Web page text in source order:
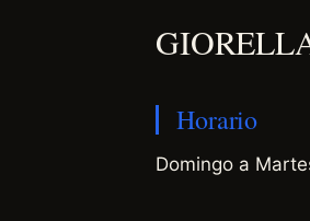
Horario
Domingo a